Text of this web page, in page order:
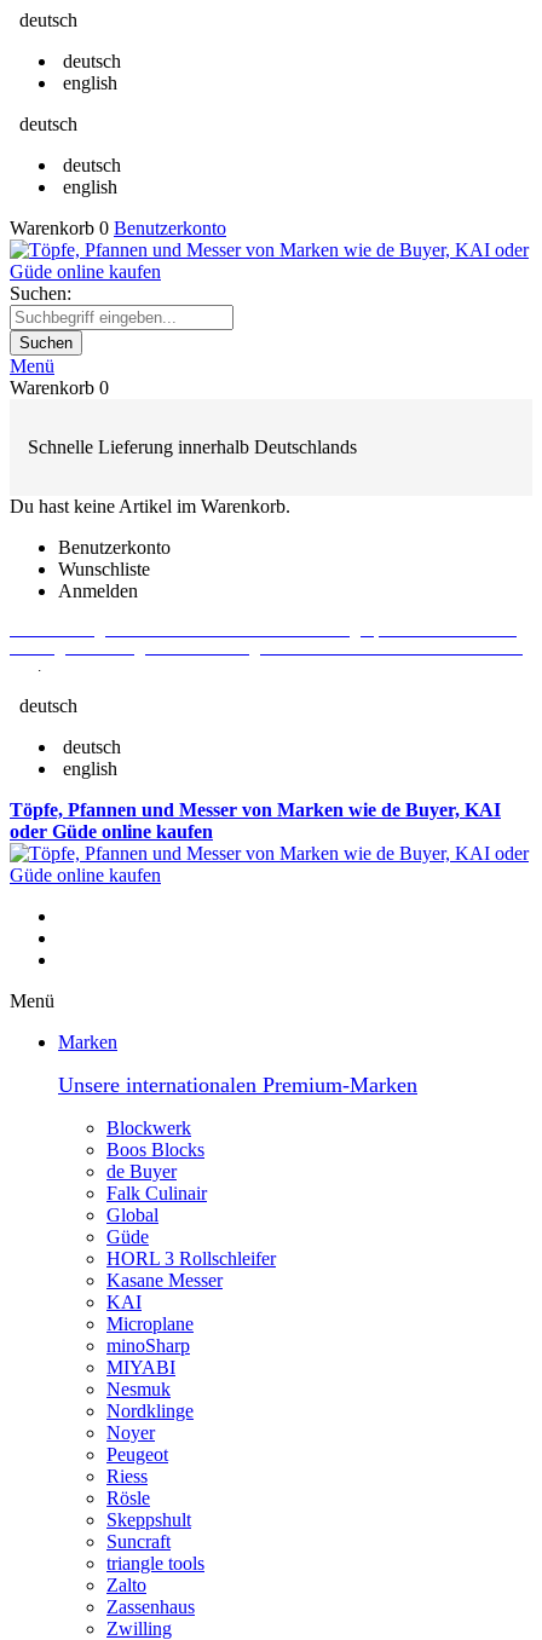
deutsch
deutsch
english
deutsch
deutsch
english
Warenkorb 0 Benutzerkonto
Suchen:
Suchen
Menü
Warenkorb 0
Schnelle Lieferung innerhalb Deutschlands
Du hast keine Artikel im Warenkorb.
Benutzerkonto
Wunschliste
Anmelden
.
deutsch
deutsch
english
Töpfe, Pfannen und Messer von Marken wie de Buyer, KAI
oder Güde online kaufen
Menü
Marken
Unsere internationalen Premium-Marken
Blockwerk
Boos Blocks
de Buyer
Falk Culinair
Global
Güde
HORL 3 Rollschleifer
Kasane Messer
KAI
Microplane
minoSharp
MIYABI
Nesmuk
Nordklinge
Noyer
Peugeot
Riess
Rösle
Skeppshult
Suncraft
triangle tools
Zalto
Zassenhaus
Zwilling